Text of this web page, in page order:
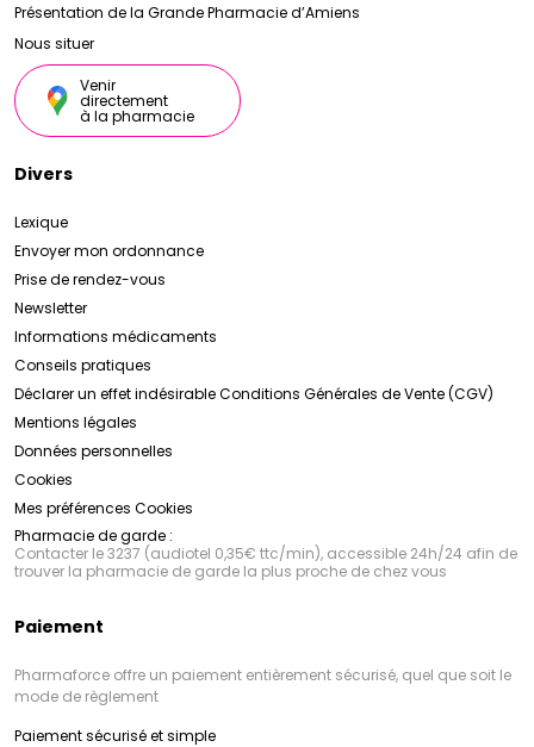
Présentation de la Grande Pharmacie d’Amiens
Nous situer
Venir
directement
à la pharmacie
Divers
Lexique
Envoyer mon ordonnance
Prise de rendez-vous
Newsletter
Informations médicaments
Conseils pratiques
Déclarer un effet indésirableConditions Générales de Vente (CGV)
Mentions légales
Données personnelles
Cookies
Mes préférences Cookies
Pharmacie de garde :
Contacter le 3237 (audiotel 0,35€ ttc/min), accessible 24h/24 afin de
trouver la pharmacie de garde la plus proche de chez vous
Paiement
Pharmaforce offre un paiement entièrement sécurisé, quel que soit le
mode de règlement
Paiement sécurisé et simple